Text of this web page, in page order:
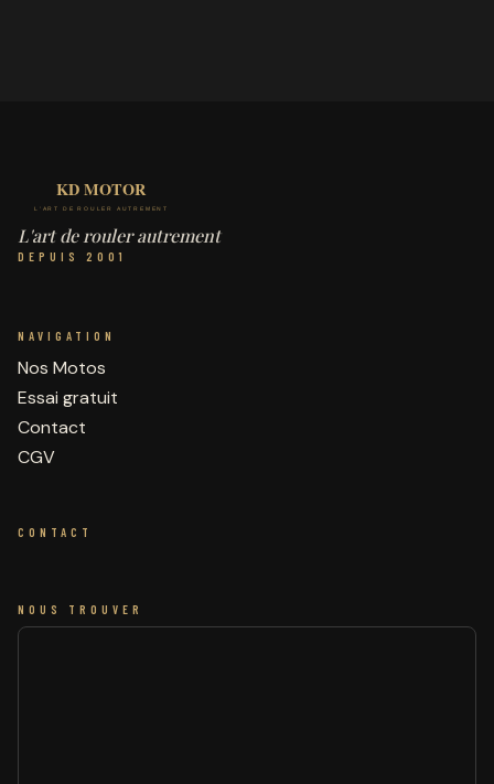
L'art de rouler autrement
DEPUIS 2001
NAVIGATION
Nos Motos
Essai gratuit
Contact
CGV
CONTACT
NOUS TROUVER